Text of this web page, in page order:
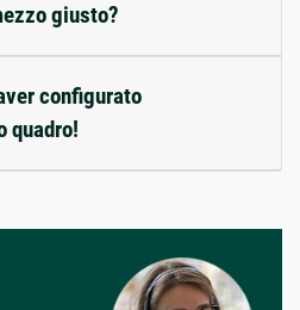
giusto?
configurato
quadro!